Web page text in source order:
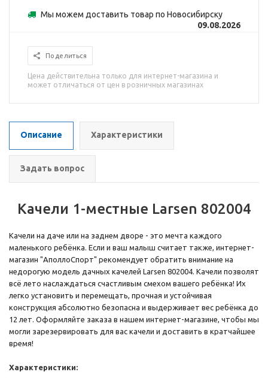
Мы можем доставить товар по Новосибирску
09.08.2026
Поделиться
Цена действительна только для интернет-магазина и
может отличаться от цен в розничных магазинах
Описание Характеристики
Задать вопрос
Качели 1-местные Larsen 802004
Качели на даче или на заднем дворе - это мечта каждого
маленького ребёнка. Если и ваш малыш считает также, интернет-
магазин "АполлоСпорт" рекомендует обратить внимание на
недорогую модель дачных качелей Larsen 802004. Качели позволят
всё лето наслаждаться счастливым смехом вашего ребёнка! Их
легко установить и перемещать, прочная и устойчивая
конструкция абсолютно безопасна и выдерживает вес ребёнка до
12 лет. Оформляйте заказа в нашем интернет-магазине, чтобы мы
могли зарезервировать для вас качели и доставить в кратчайшее
время!
Характеристики: